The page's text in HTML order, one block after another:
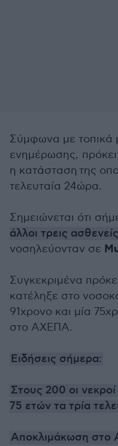
Σύμφωνα με τοπικά
ενημέρωσης,
η κατάσταση της
τελευταία 24ώρα.
Σημειώνεται ότι
άλλοι τρεις
νοσηλεύονταν σε
Συγκεκριμένα
κατέληξε στο
91χρονο και μία
στο ΑΧΕΠΑ.
Ειδήσεις σήμερα:
Στους 200 οι
75 ετών τα τρία
Αποκλιμάκωση στο